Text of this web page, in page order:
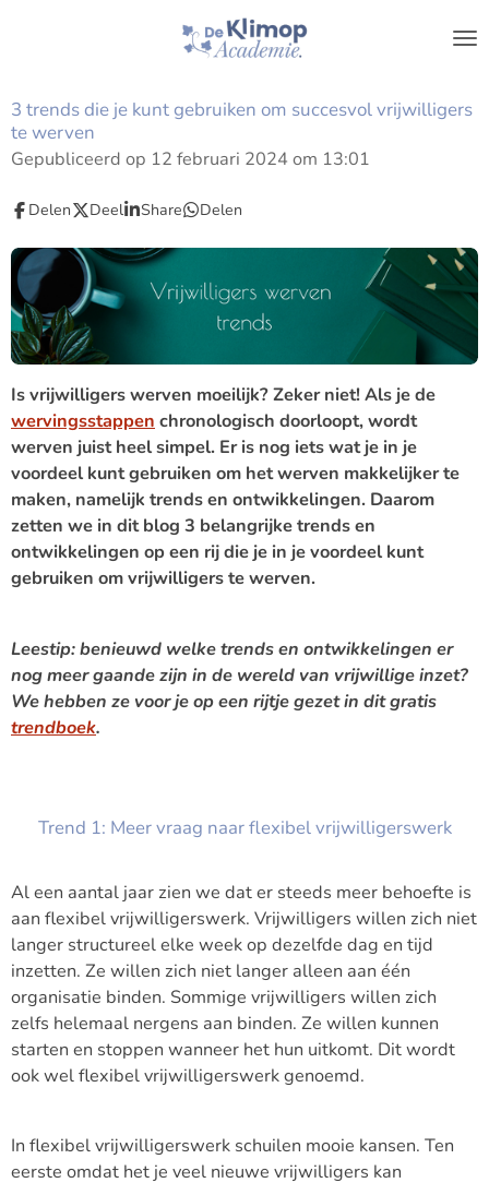
de
hoofdinhoud
3 trends die je kunt gebruiken om succesvol vrijwilligers
te werven
Gepubliceerd op 12 februari 2024 om 13:01
Delen Deel Share Delen
Is vrijwilligers werven moeilijk? Zeker niet! Als je de
wervingsstappen chronologisch doorloopt, wordt
werven juist heel simpel. Er is nog iets wat je in je
voordeel kunt gebruiken om het werven makkelijker te
maken, namelijk trends en ontwikkelingen. Daarom
zetten we in dit blog 3 belangrijke trends en
ontwikkelingen op een rij die je in je voordeel kunt
gebruiken om vrijwilligers te werven.
Leestip: benieuwd welke trends en ontwikkelingen er
nog meer gaande zijn in de wereld van vrijwillige inzet?
We hebben ze voor je op een rijtje gezet in dit gratis
trendboek.
Trend 1: Meer vraag naar flexibel vrijwilligerswerk
Al een aantal jaar zien we dat er steeds meer behoefte is
aan flexibel vrijwilligerswerk. Vrijwilligers willen zich niet
langer structureel elke week op dezelfde dag en tijd
inzetten. Ze willen zich niet langer alleen aan één
organisatie binden. Sommige vrijwilligers willen zich
zelfs helemaal nergens aan binden. Ze willen kunnen
starten en stoppen wanneer het hun uitkomt. Dit wordt
ook wel flexibel vrijwilligerswerk genoemd.
In flexibel vrijwilligerswerk schuilen mooie kansen. Ten
eerste omdat het je veel nieuwe vrijwilligers kan